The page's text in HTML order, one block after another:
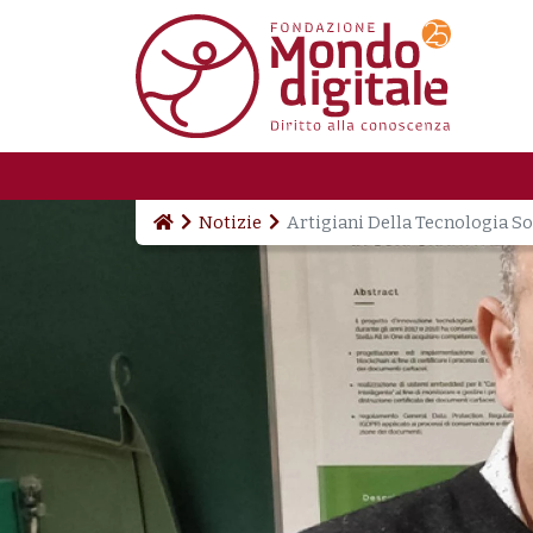
Salta al contenuto principale
Notizie Artigiani Della Tecnologia